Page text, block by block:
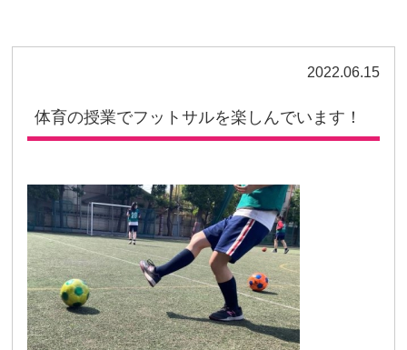
2022.06.15
体育の授業でフットサルを楽しんでいます！